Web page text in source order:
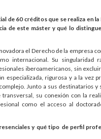
de 60 créditos que se realiza en
de este máster y qué lo
el Derecho de la empresa
internacional. Su singularidad
iberoamericanos, sin
rigurosa y a la vez
Junto a sus destinatarios
su conexión con la
como el acceso al
y qué tipo de perfil